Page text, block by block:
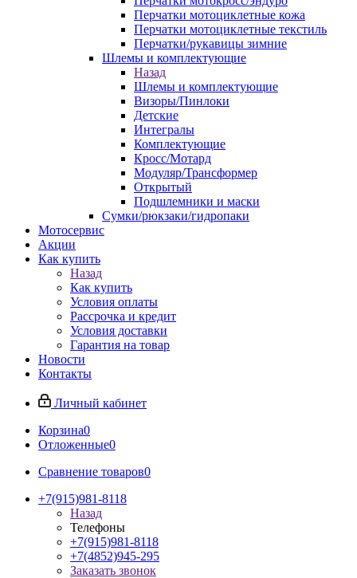
Перчатки мотоциклетные кожа
Перчатки мотоциклетные текстиль
Перчатки/рукавицы зимние
Шлемы и комплектующие
Назад
Шлемы и комплектующие
Визоры/Пинлоки
Детские
Интегралы
Комплектующие
Кросс/Мотард
Модуляр/Трансформер
Открытый
Подшлемники и маски
Сумки/рюкзаки/гидропаки
Мотосервис
Акции
Как купить
Назад
Как купить
Условия оплаты
Рассрочка и кредит
Условия доставки
Гарантия на товар
Новости
Контакты
Личный кабинет
Корзина0
Отложенные0
Сравнение товаров0
+7(915)981-8118
Назад
Телефоны
+7(915)981-8118
+7(4852)945-295
Заказать звонок